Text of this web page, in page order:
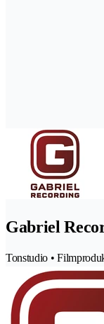
Gabriel
Tonstudio •